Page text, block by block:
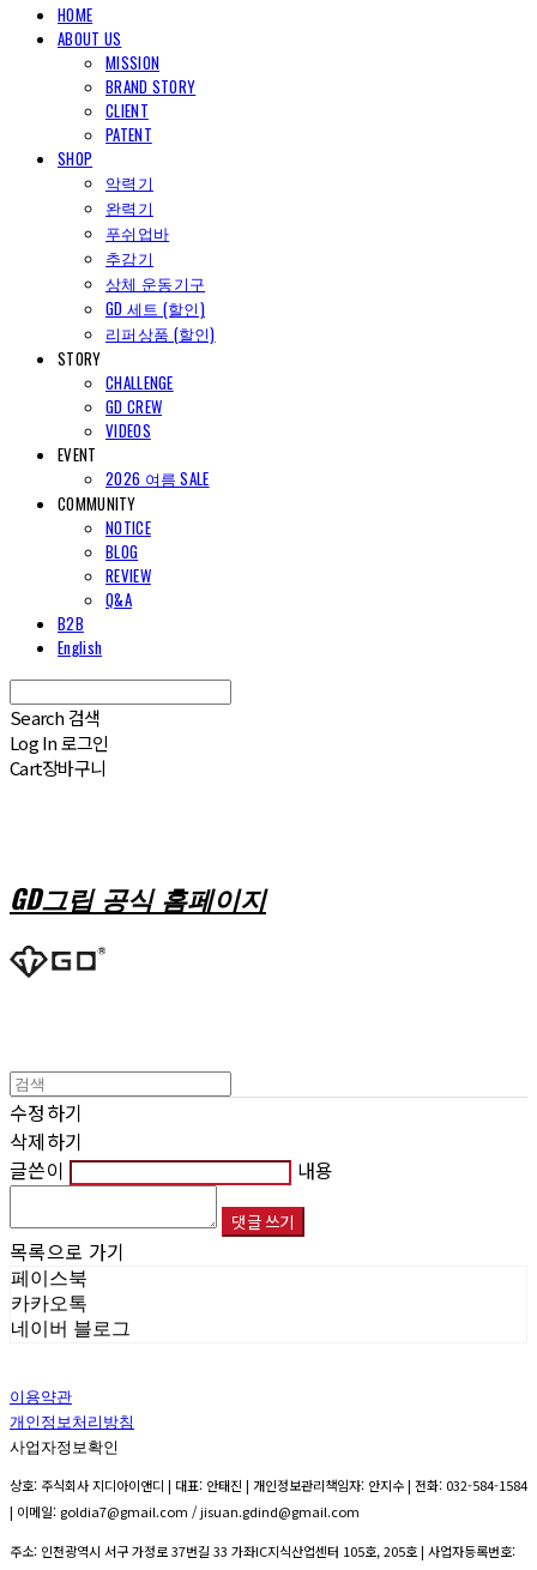
HOME
ABOUT US
MISSION
BRAND STORY
CLIENT
PATENT
SHOP
악력기
완력기
푸쉬업바
추감기
상체 운동기구
GD 세트 (할인)
리퍼상품 (할인)
STORY
CHALLENGE
GD CREW
VIDEOS
EVENT
2026 여름 SALE
COMMUNITY
NOTICE
BLOG
REVIEW
Q&A
B2B
English
Search 검색
Log In로그인
Cart장바구니
GD그립 공식 홈페이지
수정하기
삭제하기
글쓴이
내용
댓글 쓰기
목록으로 가기
페이스북
카카오톡
네이버 블로그
이용약관
개인정보처리방침
사업자정보확인
상호: 주식회사 지디아이앤디 | 대표: 안태진 | 개인정보관리책임자: 안지수 | 전화: 032-584-1584
| 이메일: goldia7@gmail.com / jisuan.gdind@gmail.com
주소: 인천광역시 서구 가정로 37번길 33 가좌IC지식산업센터 105호, 205호 | 사업자등록번호: